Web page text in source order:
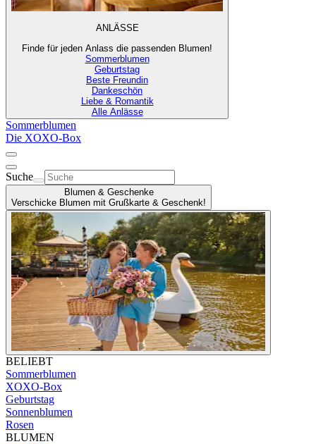
ANLÄSSE
Finde für jeden Anlass die passenden Blumen!
Sommerblumen
Geburtstag
Beste Freundin
Dankeschön
Liebe & Romantik
Alle Anlässe
Sommerblumen
Die XOXO-Box
Suche
Blumen & Geschenke
Verschicke Blumen mit Grußkarte & Geschenk!
BELIEBT
Sommerblumen
XOXO-Box
Geburtstag
Sonnenblumen
Rosen
BLUMEN